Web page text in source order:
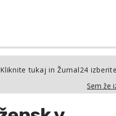
tukaj in Žurnal24 izberite
Sem že